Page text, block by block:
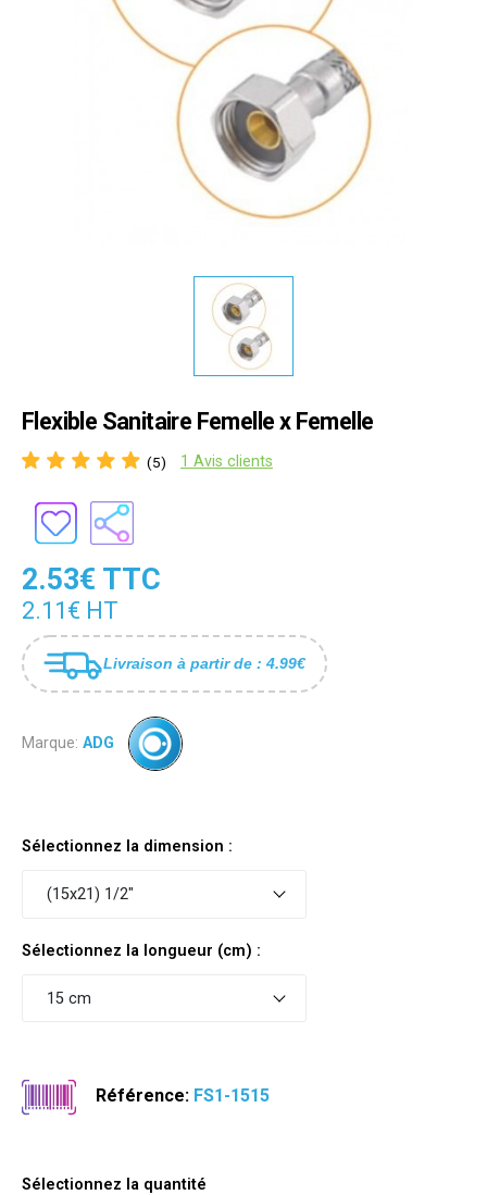
Flexible Sanitaire Femelle x Femelle
(5) 1 Avis clients
2.53€ TTC
2.11€ HT
Livraison à partir de : 4.99€
Marque: ADG
Sélectionnez la dimension :
(15x21) 1/2"
Sélectionnez la longueur (cm) :
15 cm
Référence: FS1-1515
Sélectionnez la quantité